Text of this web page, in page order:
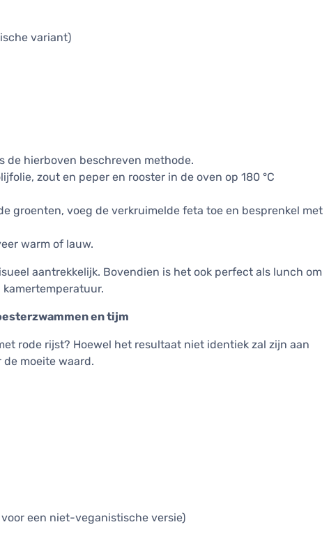
variant)
de hierboven beschreven methode.
zout en peper en rooster in de oven op 180 °C
groenten, voeg de verkruimelde feta toe en besprenkel met
warm of lauw.
aantrekkelijk. Bovendien is het ook perfect als lunch om
en tijm
rode rijst? Hoewel het resultaat niet identiek zal zijn aan
moeite waard.
een niet-veganistische versie)